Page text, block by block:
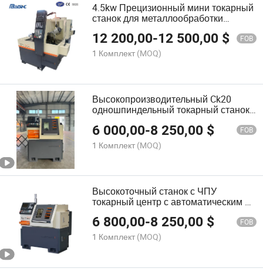
4.5kw Прецизионный мини токарный
станок для металлообработки
Горизонтальный обрабатывающий
центр
12 200,00-12 500,00 $ FOB
1 Комплект (MOQ)
Высокопроизводительный Ck20
одношпиндельный токарный станок
и Z
6 000,00-8 250,00 $ FOB
1 Комплект (MOQ)
Высокоточный станок с ЧПУ
токарный центр с автоматическим 2
6 800,00-8 250,00 $ FOB
1 Комплект (MOQ)